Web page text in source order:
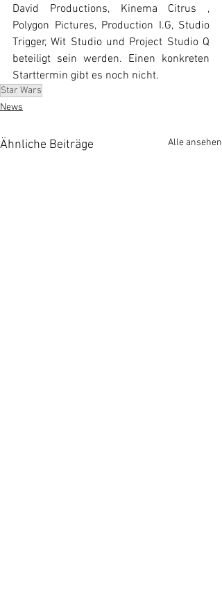
David Productions, Kinema Citrus ,
Polygon Pictures, Production I.G, Studio
Trigger, Wit Studio und Project Studio Q
beteiligt sein werden. Einen konkreten
Starttermin gibt es noch nicht.
Star Wars
News
Ähnliche Beiträge Alle ansehen